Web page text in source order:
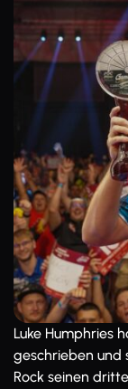
Luke Humphries
geschrieben und
Rock seinen